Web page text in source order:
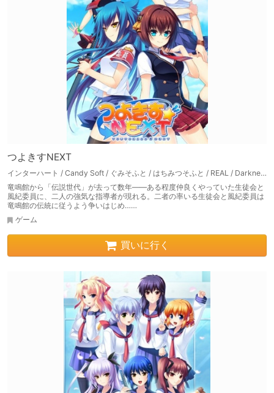
つよきすNEXT
インターハート / Candy Soft / ぐみそふと / はちみつそふと / REAL / DarknessPot / 娘。 / しばそふと / DESSERT Soft / カカオ / ういろうそふと / ましゅまろそふと
竜鳴館から「伝説世代」が去って数年――ある程度仲良くやっていた生徒会と
風紀委員に、二人の強気な指導者が現れる。二者の率いる生徒会と風紀委員は
竜鳴館の伝統に従うよう争いはじめ……
ゲーム
買いに行く